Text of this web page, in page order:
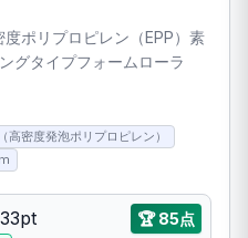
ポリプロピレン（EPP）素
グタイプフォームローラ
高密度発泡ポリプロピレン）
33pt 🏆85点